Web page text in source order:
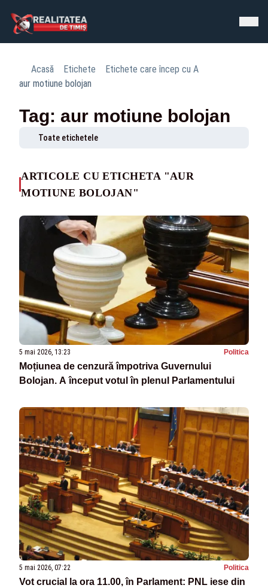
Acasă Etichete
Etichete care încep cu A
aur motiune bolojan
Tag: aur motiune bolojan
Toate etichetele
ARTICOLE CU ETICHETA "AUR
MOTIUNE BOLOJAN"
5 mai 2026, 13:23 Politica
Moțiunea de cenzură împotriva Guvernului
Bolojan. A început votul în plenul Parlamentului
5 mai 2026, 07:22 Politica
Vot crucial la ora 11.00, în Parlament: PNL iese din